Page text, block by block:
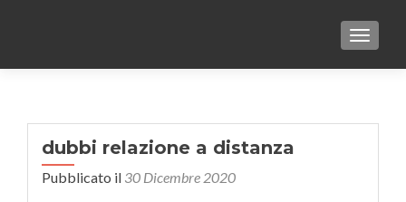
dubbi relazione a distanza
Pubblicato il 30 Dicembre 2020